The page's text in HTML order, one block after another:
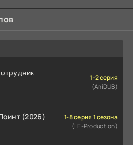
1-2 серия
(AniDUB)
(2026)
1-8 серия 1 сезона
(LE-Production)